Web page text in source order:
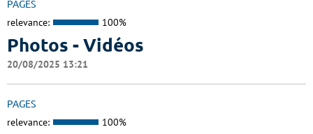
PAGES
relevance: 100%
Photos - Vidéos
20/08/2025 13:21
PAGES
relevance: 100%